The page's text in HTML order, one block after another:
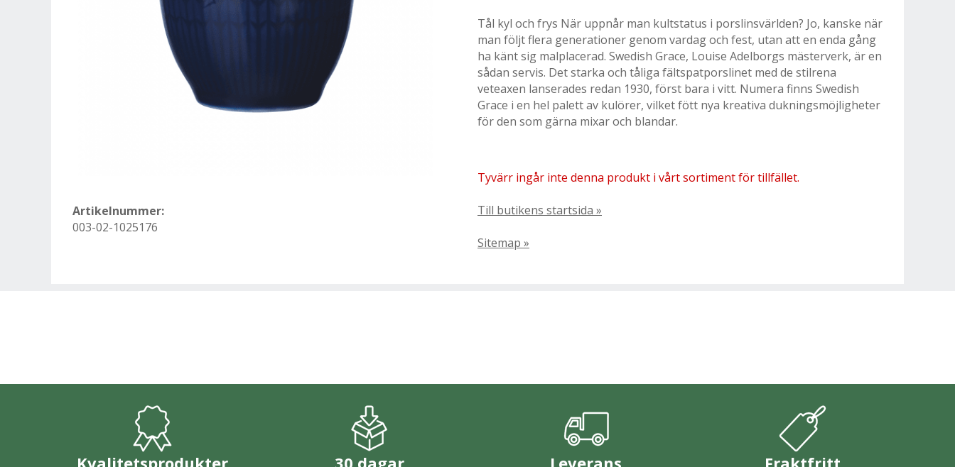
Tål kyl och frys När uppnår man kultstatus i porslinsvärlden? Jo, kanske när
man följt flera generationer genom vardag och fest, utan att en enda gång
ha känt sig malplacerad. Swedish Grace, Louise Adelborgs mästerverk, är en
sådan servis. Det starka och tåliga fältspatporslinet med de stilrena
veteaxen lanserades redan 1930, först bara i vitt. Numera finns Swedish
Grace i en hel palett av kulörer, vilket fött nya kreativa dukningsmöjligheter
för den som gärna mixar och blandar.
Tyvärr ingår inte denna produkt i vårt sortiment för tillfället.
Till butikens startsida »
Sitemap »
Artikelnummer:
003-02-1025176
Kvalitetsprodukter 30 dagar Leverans Fraktfritt